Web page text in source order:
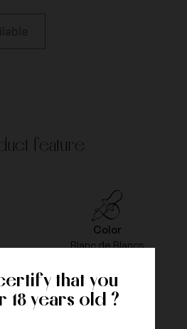
that you
18 years old ?
feature
Color
Blanc de Blancs